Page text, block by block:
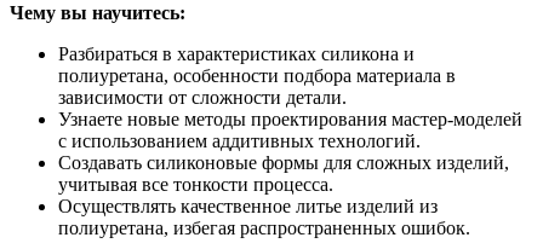
Чему вы научитесь:
Разбираться в характеристиках силикона и
полиуретана, особенности подбора материала в
зависимости от сложности детали.
Узнаете новые методы проектирования мастер-моделей
с использованием аддитивных технологий.
Создавать силиконовые формы для сложных изделий,
учитывая все тонкости процесса.
Осуществлять качественное литье изделий из
полиуретана, избегая распространенных ошибок.